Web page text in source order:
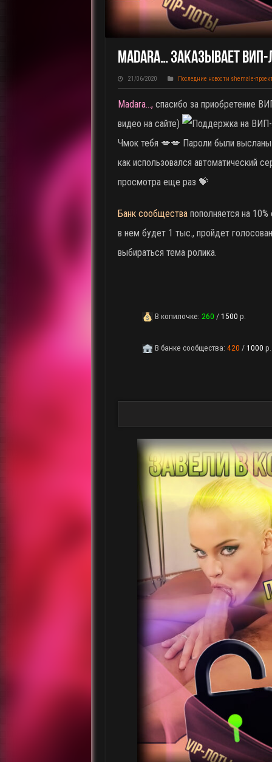
Madara… Заказывает ВИП-
21/06/2020 Последние новости shemale-
Madara…, спасибо за приобретение
видео на сайте)
Чмок тебя 💋💋 Пароли были высланы
как использовался автоматический
просмотра еще раз 💝
Банк сообществапополняется на
в нем будет 1 тыс., пройдет
выбираться тема ролика.
В копилочке: 260 / 1500 р.
В банке сообщества: 420 / 1000 р.